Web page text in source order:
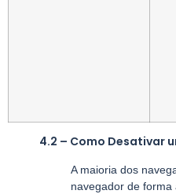
4.2 – Como Desativar
A maioria dos
navegador de